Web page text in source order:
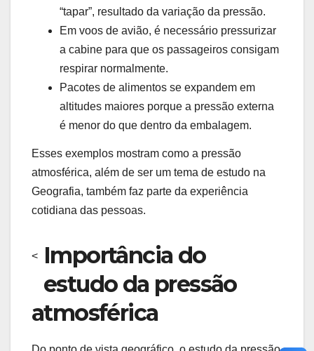
“tapar”, resultado da variação da pressão.
Em voos de avião, é necessário pressurizar
a cabine para que os passageiros consigam
respirar normalmente.
Pacotes de alimentos se expandem em
altitudes maiores porque a pressão externa
é menor do que dentro da embalagem.
Esses exemplos mostram como a pressão
atmosférica, além de ser um tema de estudo na
Geografia, também faz parte da experiência
cotidiana das pessoas.
<
Importância do
estudo da pressão
atmosférica